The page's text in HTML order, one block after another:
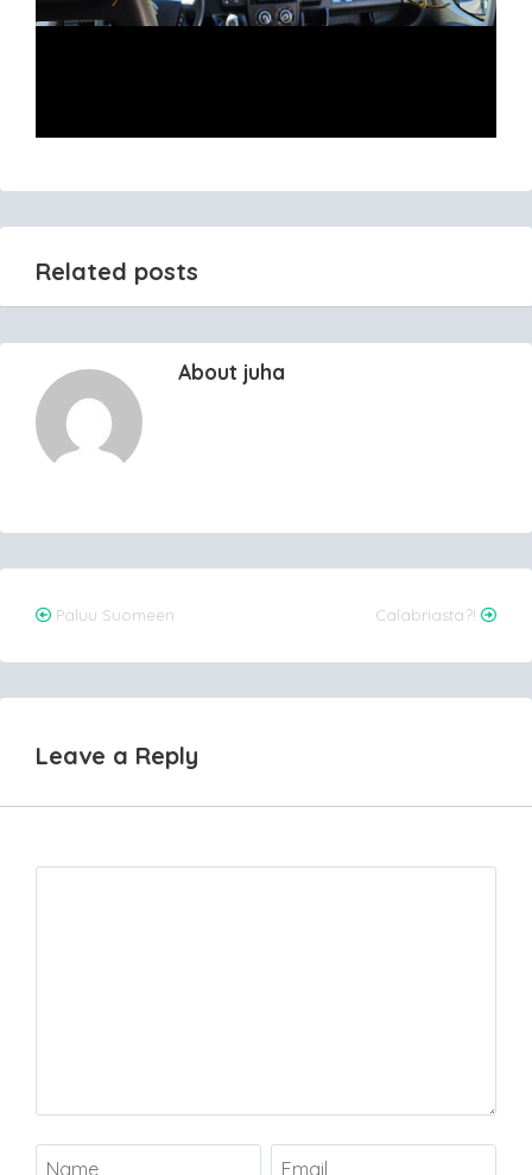
Related posts
About juha
Post
navigation
Paluu Suomeen Calabriasta?!
Leave a Reply